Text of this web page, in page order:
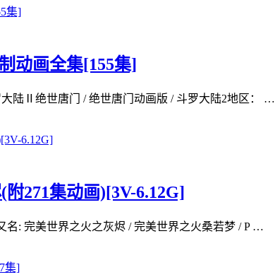
动画全集[155集]
陆Ⅱ绝世唐门 / 绝世唐门动画版 / 斗罗大陆2地区： …
271集动画)[3V-6.12G]
: 完美世界之火之灰烬 / 完美世界之火桑若梦 / P …